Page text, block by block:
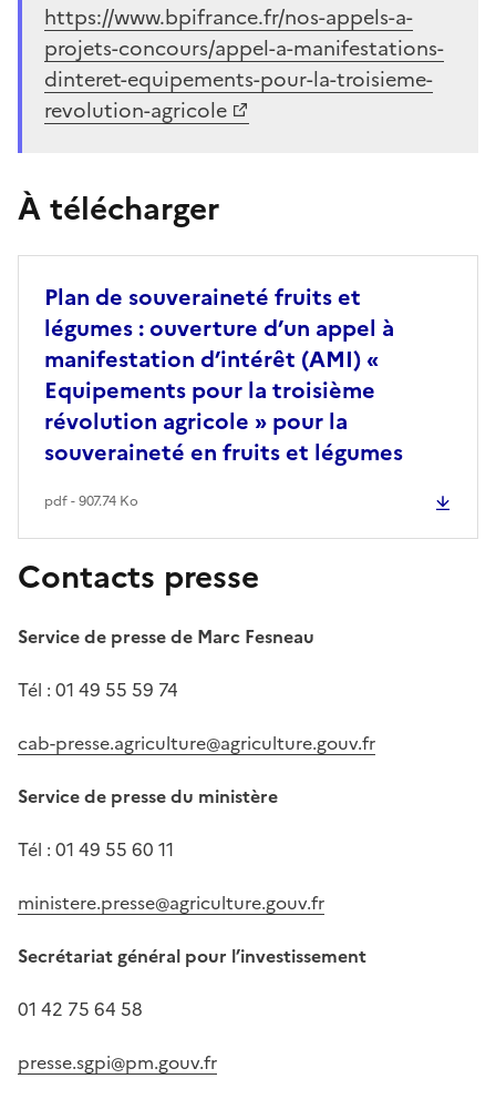
https://www.bpifrance.fr/nos-appels-a-
projets-concours/appel-a-manifestations-
dinteret-equipements-pour-la-troisieme-
revolution-agricole
À télécharger
Plan de souveraineté fruits et
légumes : ouverture d’un appel à
manifestation d’intérêt (AMI) «
Equipements pour la troisième
révolution agricole » pour la
souveraineté en fruits et légumes
pdf - 907.74 Ko
Contacts presse
Service de presse de Marc Fesneau
Tél : 01 49 55 59 74
cab-presse.agriculture@agriculture.gouv.fr
Service de presse du ministère
Tél : 01 49 55 60 11
ministere.presse@agriculture.gouv.fr
Secrétariat général pour l’investissement
01 42 75 64 58
presse.sgpi@pm.gouv.fr